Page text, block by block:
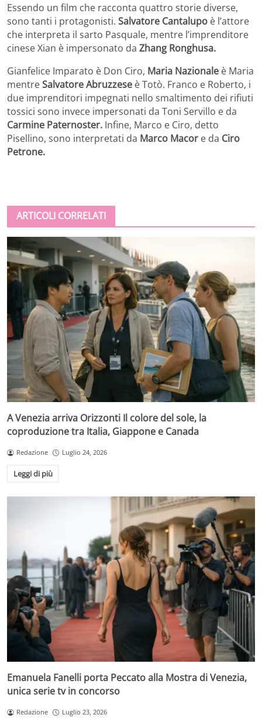
Essendo un film che racconta quattro storie diverse,
sono tanti i protagonisti. Salvatore Cantalupo è l’attore
che interpreta il sarto Pasquale, mentre l’imprenditore
cinese Xian è impersonato da Zhang Ronghusa.
Gianfelice Imparato è Don Ciro, Maria Nazionale è Maria
mentreSalvatore Abruzzese è Totò. Franco e Roberto, i
due imprenditori impegnati nello smaltimento dei rifiuti
tossici sono invece impersonati da Toni Servillo e da
Carmine Paternoster. Infine, Marco e Ciro, detto
Pisellino, sono interpretati da Marco Macor e da Ciro
Petrone.
ARTICOLI CORRELATI
A Venezia arriva Orizzonti Il colore del sole, la
coproduzione tra Italia, Giappone e Canada
Redazione Luglio 24, 2026
Leggi di più
Emanuela Fanelli porta Peccato alla Mostra di Venezia,
unica serie tv in concorso
Redazione Luglio 23, 2026